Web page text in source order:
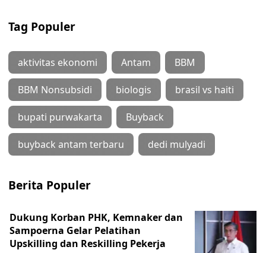
Tag Populer
aktivitas ekonomi Antam BBM
BBM Nonsubsidi biologis brasil vs haiti
bupati purwakarta Buyback
buyback antam terbaru dedi mulyadi
Berita Populer
Dukung Korban PHK, Kemnaker dan
Sampoerna Gelar Pelatihan
Upskilling dan Reskilling Pekerja